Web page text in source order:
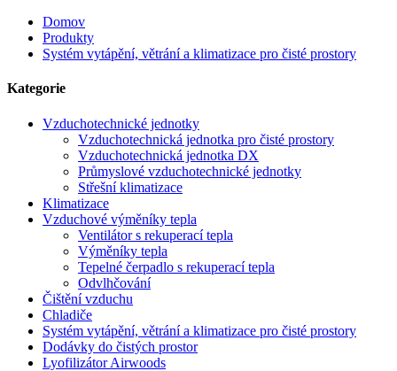
Domov
Produkty
Systém vytápění, větrání a klimatizace pro čisté prostory
Kategorie
Vzduchotechnické jednotky
Vzduchotechnická jednotka pro čisté prostory
Vzduchotechnická jednotka DX
Průmyslové vzduchotechnické jednotky
Střešní klimatizace
Klimatizace
Vzduchové výměníky tepla
Ventilátor s rekuperací tepla
Výměníky tepla
Tepelné čerpadlo s rekuperací tepla
Odvlhčování
Čištění vzduchu
Chladiče
Systém vytápění, větrání a klimatizace pro čisté prostory
Dodávky do čistých prostor
Lyofilizátor Airwoods